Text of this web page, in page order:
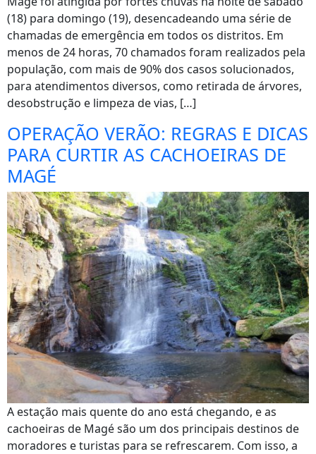
(18) para domingo (19), desencadeando uma série de
chamadas de emergência em todos os distritos. Em
menos de 24 horas, 70 chamados foram realizados pela
população, com mais de 90% dos casos solucionados,
para atendimentos diversos, como retirada de árvores,
desobstrução e limpeza de vias, […]
OPERAÇÃO VERÃO: REGRAS E DICAS
PARA CURTIR AS CACHOEIRAS DE
MAGÉ
A estação mais quente do ano está chegando, e as
cachoeiras de Magé são um dos principais destinos de
moradores e turistas para se refrescarem. Com isso, a